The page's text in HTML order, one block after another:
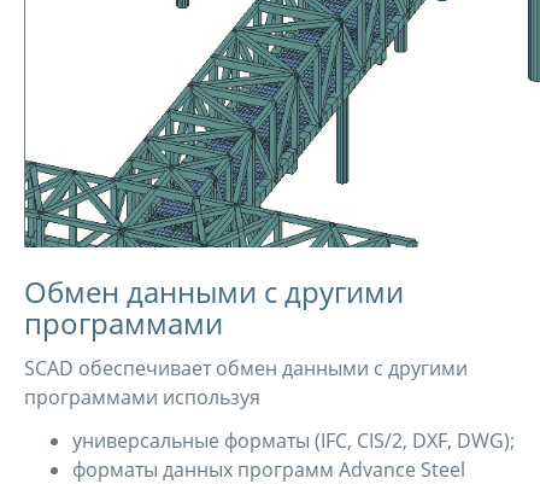
Обмен данными с другими
программами
SCAD обеспечивает обмен данными с другими
программами используя
универсальные форматы (IFC, CIS/2, DXF, DWG);
форматы данных программ Advance Steel